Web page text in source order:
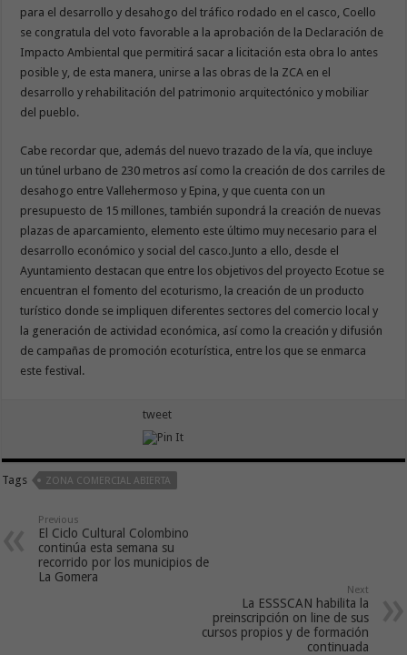
para el desarrollo y desahogo del tráfico rodado en el casco, Coello
se congratula del voto favorable a la aprobación de la Declaración de
Impacto Ambiental que permitirá sacar a licitación esta obra lo antes
posible y, de esta manera, unirse a las obras de la ZCA en el
desarrollo y rehabilitación del patrimonio arquitectónico y mobiliar
del pueblo.
Cabe recordar que, además del nuevo trazado de la vía, que incluye
un túnel urbano de 230 metros así como la creación de dos carriles de
desahogo entre Vallehermoso y Epina, y que cuenta con un
presupuesto de 15 millones, también supondrá la creación de nuevas
plazas de aparcamiento, elemento este último muy necesario para el
desarrollo económico y social del casco.Junto a ello, desde el
Ayuntamiento destacan que entre los objetivos del proyecto Ecotue se
encuentran el fomento del ecoturismo, la creación de un producto
turístico donde se impliquen diferentes sectores del comercio local y
la generación de actividad económica, así como la creación y difusión
de campañas de promoción ecoturística, entre los que se enmarca
este festival.
tweet
Tags ZONA COMERCIAL ABIERTA
Previous
El Ciclo Cultural Colombino
continúa esta semana su
recorrido por los municipios de
La Gomera
Next
La ESSSCAN habilita la
preinscripción on line de sus
cursos propios y de formación
continuada